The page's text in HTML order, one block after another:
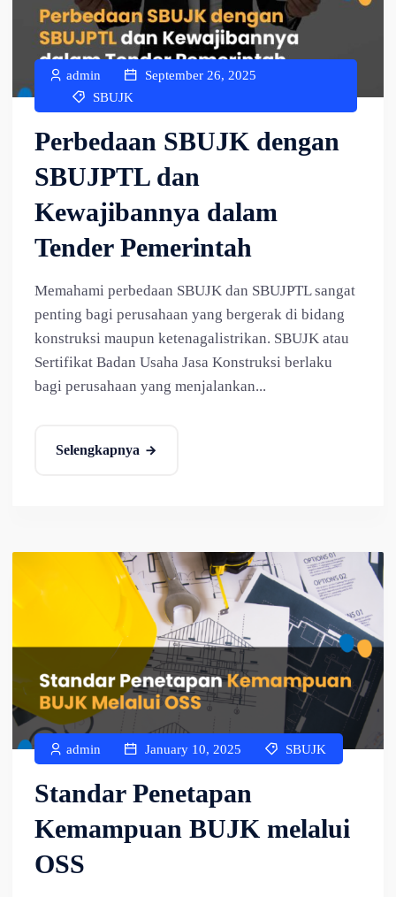
admin
September 26, 2025
SBUJK
Perbedaan SBUJK dengan
SBUJPTL dan
Kewajibannya dalam
Tender Pemerintah
Memahami perbedaan SBUJK dan SBUJPTL sangat
penting bagi perusahaan yang bergerak di bidang
konstruksi maupun ketenagalistrikan. SBUJK atau
Sertifikat Badan Usaha Jasa Konstruksi berlaku
bagi perusahaan yang menjalankan...
Selengkapnya
admin January 10, 2025 SBUJK
Standar Penetapan
Kemampuan BUJK melalui
OSS